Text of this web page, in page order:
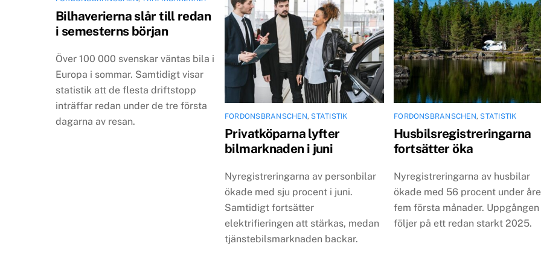
Bilhaverierna slår till redan
i semesterns början
Över 100 000 svenskar väntas bila i
Europa i sommar. Samtidigt visar
statistik att de flesta driftstopp
inträffar redan under de tre första
dagarna av resan.
FORDONSBRANSCHEN, STATISTIK
Privatköparna lyfter
bilmarknaden i juni
Nyregistreringarna av personbilar
ökade med sju procent i juni.
Samtidigt fortsätter
elektrifieringen att stärkas, medan
tjänstebilsmarknaden backar.
FORDONSBRANSCHEN, STATISTIK
Husbilsregistreringarna
fortsätter öka
Nyregistreringarna av husbilar
ökade med 56 procent under
fem första månader. Uppgången
följer på ett redan starkt 2025.